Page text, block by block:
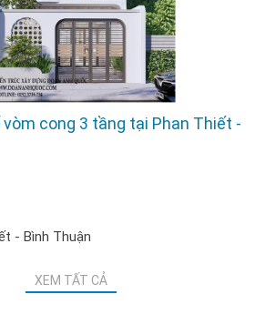
cong 3 tầng tại Phan Thiết -
- Bình Thuận
XEM TẤT CẢ